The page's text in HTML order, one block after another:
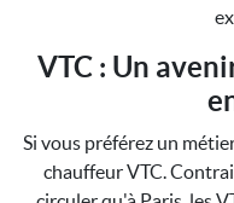
VTC : Un
Si vous préférez un
chauffeur VTC.